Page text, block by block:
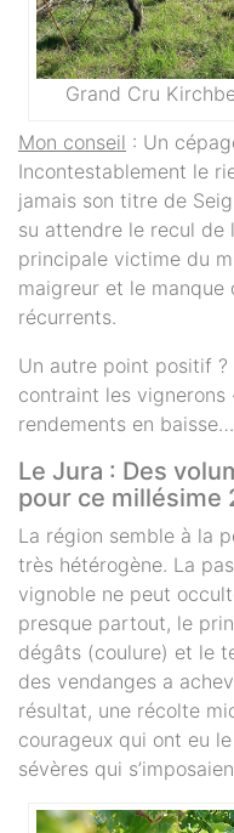
Grand Cru
Mon conseil : Un
Incontestablement le
jamais son titre de
su attendre le recul de
principale victime du
maigreur et le
récurrents.
Un autre point positif
contraint les
rendements en baisse…
Le Jura : Des
pour ce millésime
La région semble à la
très hétérogène. La
vignoble ne peut
presque partout, le
dégâts (coulure) et le
des vendanges a
résultat, une récolte
courageux qui ont eu
sévères qui